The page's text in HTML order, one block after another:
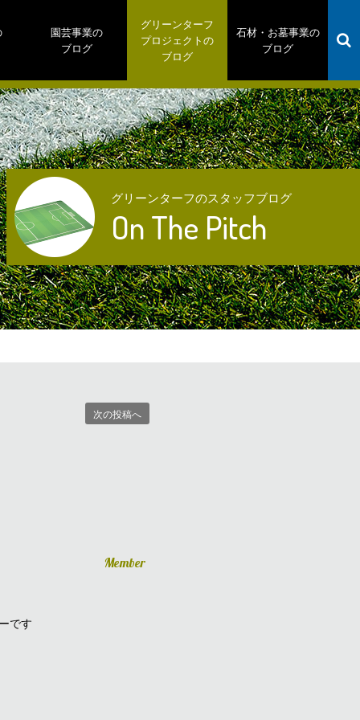
園芸事業の
ブログ
グリーンターフ
プロジェクトの
ブログ
石材・お墓事業の
ブログ
グリーンターフのスタッフブログ
On The Pitch
次の投稿へ
Member
です